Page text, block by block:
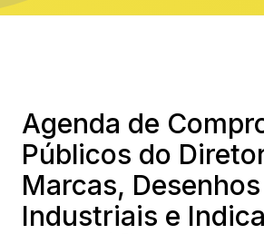
Agenda de
Públicos do
Marcas, Desenhos
Industriais e